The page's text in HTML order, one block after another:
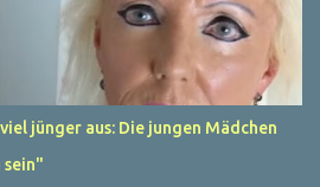
jünger aus: Die jungen Mädchen
sein"